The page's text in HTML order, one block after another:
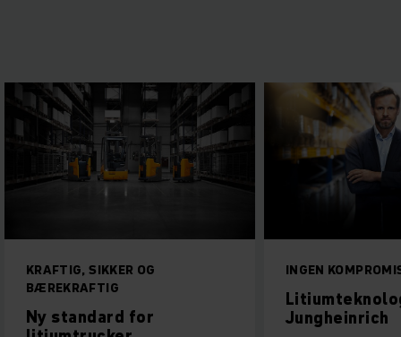
INGEN KOMPROMISSER
Litiumteknologi fra
Jungheinrich
ALLTID FULL
Våre
deg